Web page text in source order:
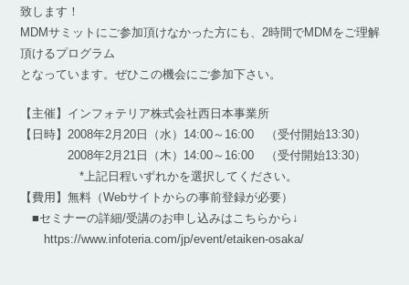
致します！
MDMサミットにご参加頂けなかった方にも、2時間でMDMをご理解
頂けるプログラム
となっています。ぜひこの機会にご参加下さい。
【主催】インフォテリア株式会社西日本事業所
【日時】2008年2月20日（水）14:00～16:00 （受付開始13:30）
2008年2月21日（木）14:00～16:00 （受付開始13:30）
*上記日程いずれかを選択してください。
【費用】無料（Webサイトからの事前登録が必要）
■セミナーの詳細/受講のお申し込みはこちらから↓
https://www.infoteria.com/jp/event/etaiken-osaka/